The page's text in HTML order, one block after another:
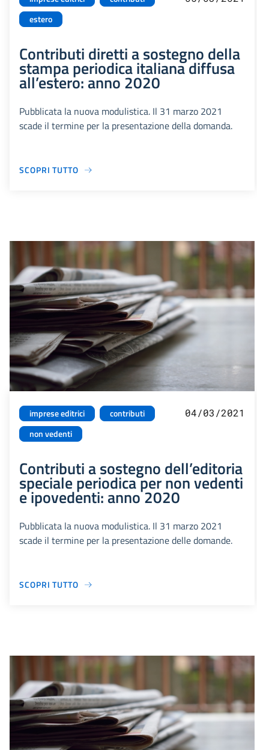
estero
Contributi diretti a sostegno della
stampa periodica italiana diffusa
all’estero: anno 2020
Pubblicata la nuova modulistica. Il 31 marzo 2021
scade il termine per la presentazione della domanda.
SCOPRI TUTTO
imprese editrici
contributi
non vedenti
04/03/2021
Contributi a sostegno dell’editoria
speciale periodica per non vedenti
e ipovedenti: anno 2020
Pubblicata la nuova modulistica. Il 31 marzo 2021
scade il termine per la presentazione delle domande.
SCOPRI TUTTO